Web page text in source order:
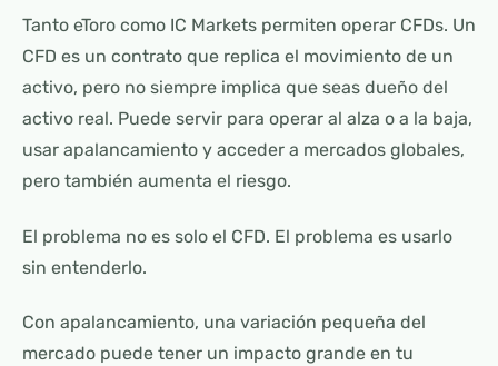
Tanto eToro como IC Markets permiten operar CFDs. Un
CFD es un contrato que replica el movimiento de un
activo, pero no siempre implica que seas dueño del
activo real. Puede servir para operar al alza o a la baja,
usar apalancamiento y acceder a mercados globales,
pero también aumenta el riesgo.
El problema no es solo el CFD. El problema es usarlo
sin entenderlo.
Con apalancamiento, una variación pequeña del
mercado puede tener un impacto grande en tu